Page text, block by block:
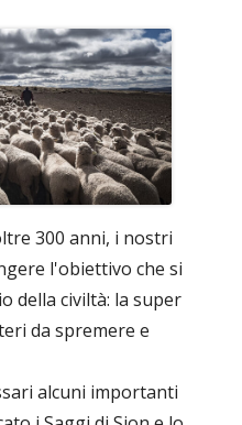
300 anni, i nostri
l'obiettivo che si
della civiltà: la super
da spremere e
alcuni importanti